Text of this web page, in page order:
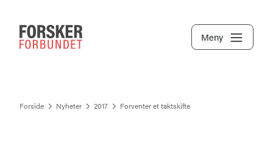
Meny
Forside Nyheter 2017 Forventer et taktskifte